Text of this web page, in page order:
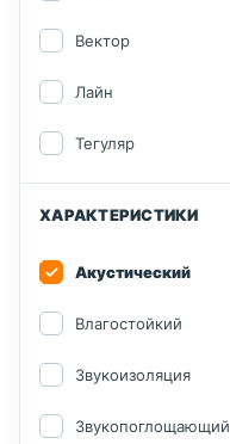
Вектор
Лайн
Тегуляр
ХАРАКТЕРИСТИКИ
Акустический
Влагостойкий
Звукоизоляция
Звукопоглощающий